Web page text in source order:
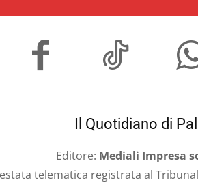
Il Quotidiano di
Editore: Mediali Impresa
telematica registrata al